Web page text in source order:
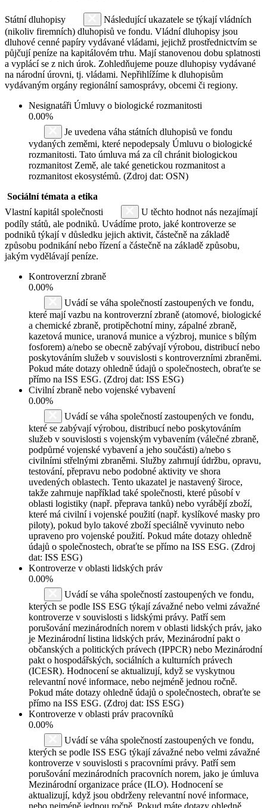
Státní dluhopisy
Následující ukazatele se týkají vládních
(nikoliv firemních) dluhopisů ve fondu. Vládní dluhopisy jsou
dluhové cenné papíry vydávané vládami, jejichž prostřednictvím se
půjčují peníze na kapitálovém trhu. Mají stanovenou dobu splatnosti
a vyplácí se z nich úrok. Zohledňujeme pouze dluhopisy vydávané
na národní úrovni, tj. vládami. Nepřihlížíme k dluhopisům
vydávaným orgány regionální samosprávy, obcemi či regiony.
Nesignatáři Úmluvy o biologické rozmanitosti
0.00%
Je uvedena váha státních dluhopisů ve fondu
vydaných zeměmi, které nepodepsaly Úmluvu o biologické
rozmanitosti. Tato úmluva má za cíl chránit biologickou
rozmanitost Země, ale také genetickou rozmanitost a
rozmanitost ekosystémů. (Zdroj dat: OSN)
Sociální témata a etika
Vlastní kapitál společnosti
U těchto hodnot nás nezajímají
podíly států, ale podniků. Uvádíme proto, jaké kontroverze se
podniků týkají v důsledku jejich aktivit, částečně na základě
způsobu podnikání nebo řízení a částečně na základě způsobu,
jakým vydělávají peníze.
Kontroverzní zbraně
0.00%
Uvádí se váha společností zastoupených ve fondu,
které mají vazbu na kontroverzní zbraně (atomové, biologické
a chemické zbraně, protipěchotní miny, zápalné zbraně,
kazetová munice, uranová munice a výzbroj, munice s bílým
fosforem) a/nebo se obecně zabývají výrobou, distribucí nebo
poskytováním služeb v souvislosti s kontroverzními zbraněmi.
Pokud máte dotazy ohledně údajů o společnostech, obraťte se
přímo na ISS ESG. (Zdroj dat: ISS ESG)
Civilní zbraně nebo vojenské vybavení
0.00%
Uvádí se váha společností zastoupených ve fondu,
které se zabývají výrobou, distribucí nebo poskytováním
služeb v souvislosti s vojenským vybavením (válečné zbraně,
podpůrné vojenské vybavení a jeho součásti) a/nebo s
civilními střelnými zbraněmi. Služby zahrnují údržbu, opravu,
testování, přepravu nebo podobné aktivity ve shora
uvedených oblastech. Tento ukazatel je nastavený široce,
takže zahrnuje například také společnosti, které působí v
oblasti logistiky (např. přeprava tanků) nebo vyrábějí zboží,
které má civilní i vojenské použití (např. kyslíkové masky pro
piloty), pokud bylo takové zboží speciálně vyvinuto nebo
upraveno pro vojenské použití. Pokud máte dotazy ohledně
údajů o společnostech, obraťte se přímo na ISS ESG. (Zdroj
dat: ISS ESG)
Kontroverze v oblasti lidských práv
0.00%
Uvádí se váha společností zastoupených ve fondu,
kterých se podle ISS ESG týkají závažné nebo velmi závažné
kontroverze v souvislosti s lidskými právy. Patří sem
porušování mezinárodních norem v oblasti lidských práv, jako
je Mezinárodní listina lidských práv, Mezinárodní pakt o
občanských a politických právech (IPPCR) nebo Mezinárodní
pakt o hospodářských, sociálních a kulturních právech
(ICESR). Hodnocení se aktualizují, když se vyskytnou
relevantní nové informace, nebo nejméně jednou ročně.
Pokud máte dotazy ohledně údajů o společnostech, obraťte se
přímo na ISS ESG. (Zdroj dat: ISS ESG)
Kontroverze v oblasti práv pracovníků
0.00%
Uvádí se váha společností zastoupených ve fondu,
kterých se podle ISS ESG týkají závažné nebo velmi závažné
kontroverze v souvislosti s pracovními právy. Patří sem
porušování mezinárodních pracovních norem, jako je úmluva
Mezinárodní organizace práce (ILO). Hodnocení se
aktualizují, když jsou obdrženy relevantní nové informace,
nebo nejméně jednou ročně. Pokud máte dotazy ohledně